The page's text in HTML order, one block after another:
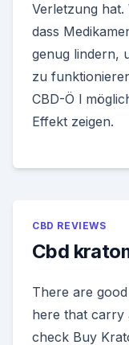
Verletzung hat.
dass
genug lindern,
zu
CBD-Ö l
Effekt zeigen.
CBD REVIEWS
Cbd
There are
here that carry
check Buy